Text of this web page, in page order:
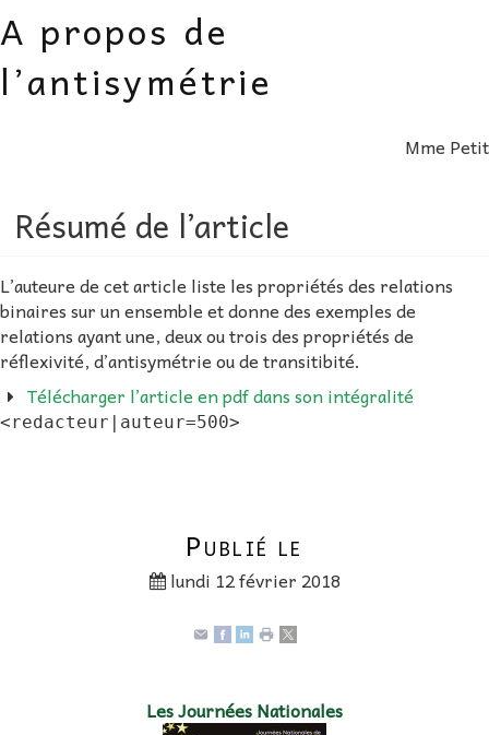
LIBRAIRIE
A propos de
l’antisymétrie
Mme Petit
Résumé de l’article
L’auteure de cet article liste les propriétés des relations
binaires sur un ensemble et donne des exemples de
relations ayant une, deux ou trois des propriétés de
réflexivité, d’antisymétrie ou de transitibité.
Télécharger l’article en pdf dans son intégralité
<redacteur|auteur=500>
Publié le
lundi 12 février 2018
Les Journées Nationales